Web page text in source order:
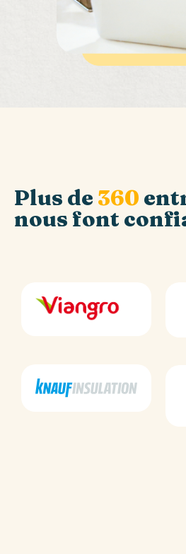
Plus de 360
nous font